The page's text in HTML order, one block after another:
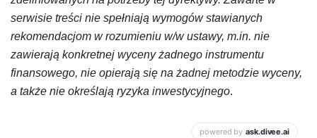
serwisie treści nie spełniają wymogów stawianych
rekomendacjom w rozumieniu w/w ustawy, m.in. nie
zawierają konkretnej wyceny żadnego instrumentu
finansowego, nie opierają się na żadnej metodzie wyceny,
a także nie określają ryzyka inwestycyjnego.